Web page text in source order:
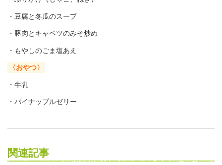
・豆腐と冬瓜のスープ
・豚肉とキャベツのみそ炒め
・もやしのごま塩あえ
〈おやつ〉
・牛乳
・パイナップルゼリー
関連記事